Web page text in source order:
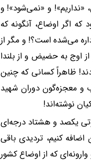
و «‌نمی‌شود»! و
اگر اوضاع‌، آنگونه که
می‌شده است؟! و مگر از
در این مدت کوتاه، از اوج به حضیض و از بلندا
ظاهراً کسانی که چنین
و معجزه‌گون دوران شهید
نوشته‌اند!
یکصد و هشتاد درجه‌ای
کنیم، تردیدی باقی
که از اوضاع کشور